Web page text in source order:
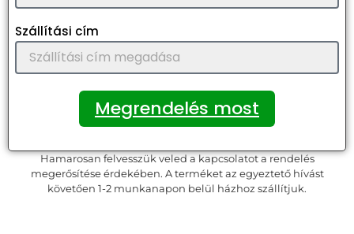
Szállítási cím
Megrendelés most
Hamarosan felvesszük veled a kapcsolatot a rendelés
megerősítése érdekében. A terméket az egyeztető hívást
követően 1-2 munkanapon belül házhoz szállítjuk.